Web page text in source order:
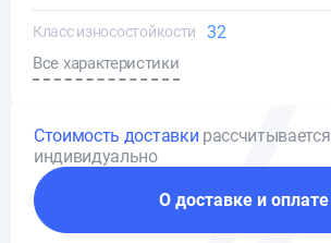
Класс износостойкости 32
Все характеристики
Стоимость доставки рассчитывается
индивидуально
О доставке и оплате